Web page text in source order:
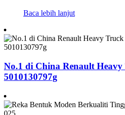
Baca lebih lanjut
No.1 di China Renault
5010130797g